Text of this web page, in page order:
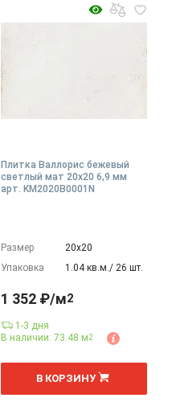
Плитка Валлорис бежевый
светлый мат 20x20 6,9 мм
арт. KM2020B0001N
Размер
20х20
Упаковка
1.04 кв.м./ 26 шт.
1 352 ₽/м2
1-3 дня
В наличии: 73.48 м2
м
В КОРЗИНУ